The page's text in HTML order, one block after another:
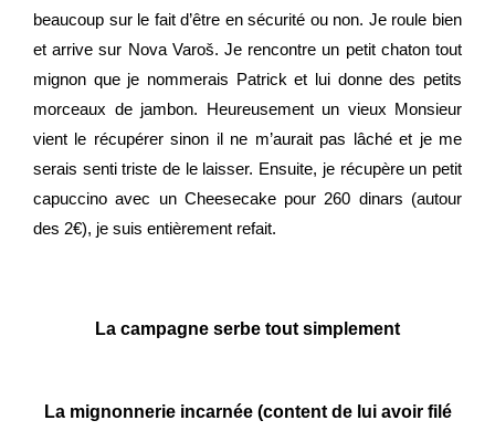
beaucoup sur le fait d’être en sécurité ou non. Je roule bien
et arrive sur Nova Varoš. Je rencontre un petit chaton tout
mignon que je nommerais Patrick et lui donne des petits
morceaux de jambon. Heureusement un vieux Monsieur
vient le récupérer sinon il ne m’aurait pas lâché et je me
serais senti triste de le laisser. Ensuite, je récupère un petit
capuccino avec un Cheesecake pour 260 dinars (autour
des 2€), je suis entièrement refait.
La campagne serbe tout simplement
La mignonnerie incarnée (content de lui avoir filé